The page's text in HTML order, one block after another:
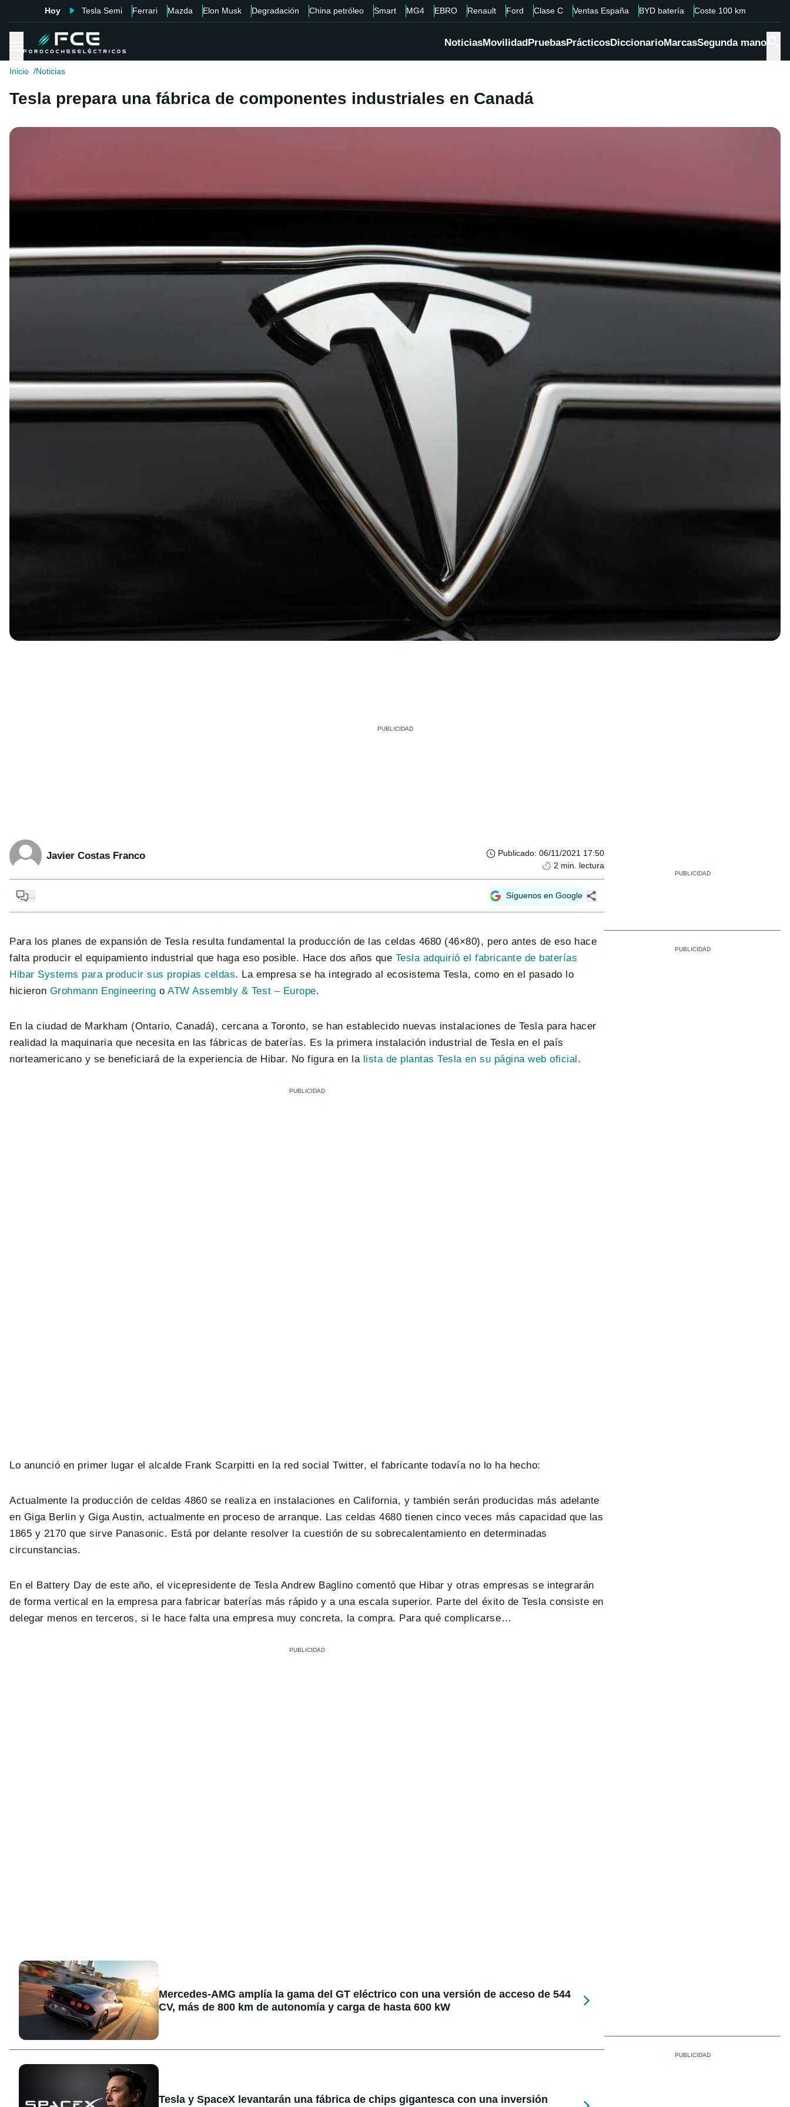
Hoy Tesla Semi Ferrari Mazda Elon Musk Degradación China petróleo Smart MG4 EBRO Renault Ford Clase C Ventas España BYD batería Coste 100 km
NoticiasMovilidadPruebasPrácticosDiccionarioMarcasSegunda mano
Inicio Noticias
Tesla prepara una fábrica de componentes industriales en Canadá
Javier Costas Franco Publicado: 06/11/2021 17:50
2 min. lectura
... Síguenos en Google
Para los planes de expansión de Tesla resulta fundamental la producción de las celdas 4680 (46×80), pero antes de eso hace
falta producir el equipamiento industrial que haga eso posible. Hace dos años que Tesla adquirió el fabricante de baterías
Hibar Systems para producir sus propias celdas. La empresa se ha integrado al ecosistema Tesla, como en el pasado lo
hicieron Grohmann Engineering oATW Assembly & Test – Europe.
En la ciudad de Markham (Ontario, Canadá), cercana a Toronto, se han establecido nuevas instalaciones de Tesla para hacer
realidad la maquinaria que necesita en las fábricas de baterías. Es la primera instalación industrial de Tesla en el país
norteamericano y se beneficiará de la experiencia de Hibar. No figura en la lista de plantas Tesla en su página web oficial .
Lo anunció en primer lugar el alcalde Frank Scarpitti en la red social Twitter, el fabricante todavía no lo ha hecho:
Actualmente la producción de celdas 4860 se realiza en instalaciones en California, y también serán producidas más adelante
en Giga Berlin y Giga Austin, actualmente en proceso de arranque. Las celdas 4680 tienen cinco veces más capacidad que las
1865 y 2170 que sirve Panasonic. Está por delante resolver la cuestión de su sobrecalentamiento en determinadas
circunstancias.
En el Battery Day de este año, el vicepresidente de Tesla Andrew Baglino comentó que Hibar y otras empresas se integrarán
de forma vertical en la empresa para fabricar baterías más rápido y a una escala superior. Parte del éxito de Tesla consiste en
delegar menos en terceros, si le hace falta una empresa muy concreta, la compra. Para qué complicarse…
Mercedes-AMG amplía la gama del GT eléctrico con una versión de acceso de 544
CV, más de 800 km de autonomía y carga de hasta 600 kW
Tesla y SpaceX levantarán una fábrica de chips gigantesca con una inversión